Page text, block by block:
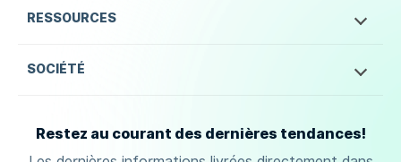
RESSOURCES
SOCIÉTÉ
Restez au courant des dernières tendances!